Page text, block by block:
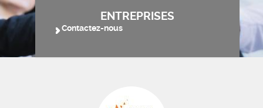
ENTREPRISES
Contactez-nous